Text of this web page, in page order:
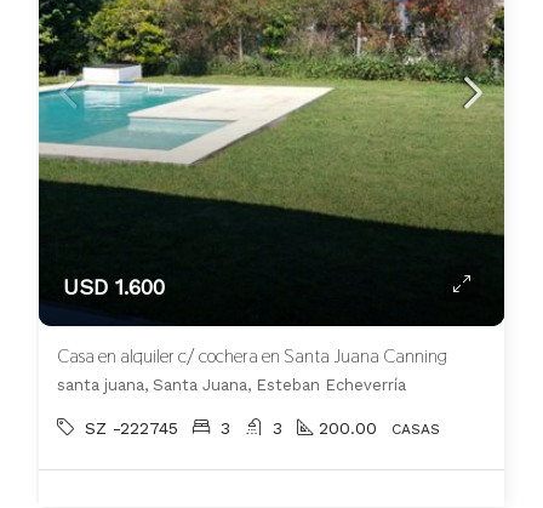
USD 1.600
Casa en alquiler c/ cochera en Santa Juana Canning
santa juana, Santa Juana, Esteban Echeverría
SZ -222745 3 3 200.00 CASAS